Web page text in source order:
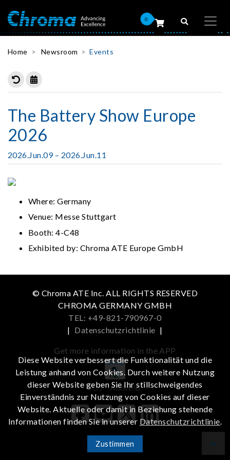
0
Home Newsroom Events
The Battery Show Europe
2026
2026.Jun.09 – 2026.Jun.11
Where: Germany
Venue: Messe Stuttgart
Booth: 4-C48
Exhibited by: Chroma ATE Europe GmbH
© Chroma ATE Inc. ALL RIGHTS RESERVED
CHROMA GERMANY GMBH
TEL: +49-821-790967-0
| Datenschutzrichtlinie |
Get more information in the APP
iOS Android
Diese Website verbessert die Funktionalität und die
Leistung anhand von Cookies. Durch weitere Nutzung
dieser Website geben Sie Ihr stillschweigendes
Einverständnis zur Nutzung von Cookies auf dieser
Website. Aktuelle oder damit in Beziehung stehende
Informationen finden Sie in unserer Datenschutzrichtlinie.
Zustimmen